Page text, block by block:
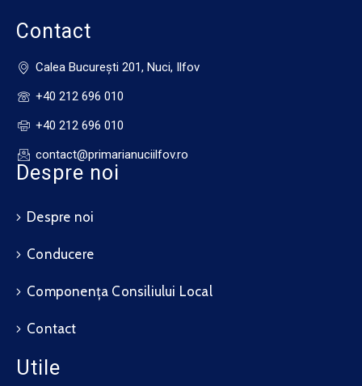
Contact
Calea Bucureşti 201, Nuci, Ilfov
+40 212 696 010
+40 212 696 010
contact@primarianuciilfov.ro
Despre noi
Despre noi
Conducere
Componența Consiliului Local
Contact
Utile